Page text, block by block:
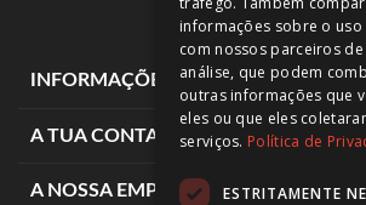
INFORMAÇÕES DE LOJA
A TUA CONTA
A NOSSA EMPRESA
informações sobre o
com nossos parceiros
análise, que podem
outras informações que
eles ou que eles
serviços. Política de
ESTRITAMENTE